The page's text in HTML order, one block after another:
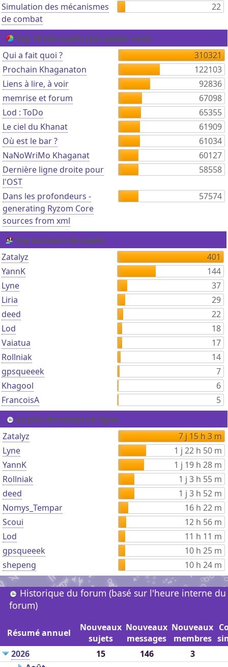
Simulation des mécanismes
de combat
22
Top 10 des sujets (par pages vues)
Qui a fait quoi ?
310321
Prochain Khaganaton
122103
Liens à lire, à voir
92836
memrise et forum
67098
Lod : ToDo
65355
Le ciel du Khanat
61909
Où est le bar ?
61034
NaNoWriMo Khaganat
60127
Dernière ligne droite pour
l'OST
58558
Dans les profondeurs -
generating Ryzom Core
sources from xml
57574
Top lanceurs de sujets
Zatalyz
401
YannK
144
Lyne
37
Liria
29
deed
22
Lod
18
Vaiatua
17
Rollniak
14
gpsqueeek
7
Khagool
6
FrancoisA
5
Le plus de temps en ligne
Zatalyz
7 j 15 h 3 m
Lyne
1 j 22 h 50 m
YannK
1 j 19 h 28 m
Rollniak
1 j 3 h 55 m
deed
1 j 3 h 52 m
Nomys_Tempar
16 h 22 m
Scoui
12 h 56 m
Lod
11 h 11 m
gpsqueeek
10 h 25 m
shepeng
10 h 24 m
Historique du forum (basé sur l'heure interne du
forum)
Résumé annuel
Nouveaux
sujets
Nouveaux
messages
Nouveaux
membres
2026
15 146
3